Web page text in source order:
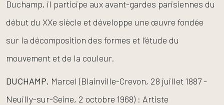
Duchamp, il participe aux avant-gardes parisiennes du
début du XXe siècle et développe une œuvre fondée
sur la décomposition des formes et l’étude du
mouvement et de la couleur.
DUCHAMP, Marcel (Blainville-Crevon, 28 juillet 1887 -
Neuilly-sur-Seine, 2 octobre 1968) : Artiste